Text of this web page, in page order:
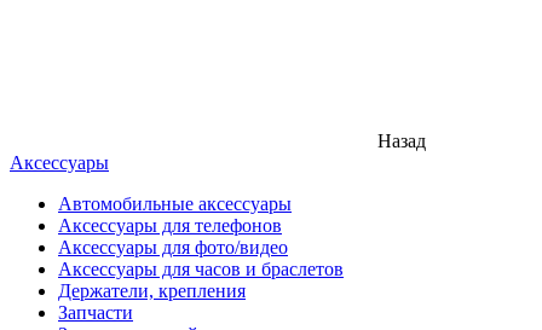
Назад
Аксессуары
Автомобильные аксессуары
Аксессуары для телефонов
Аксессуары для фото/видео
Аксессуары для часов и браслетов
Держатели, крепления
Запчасти